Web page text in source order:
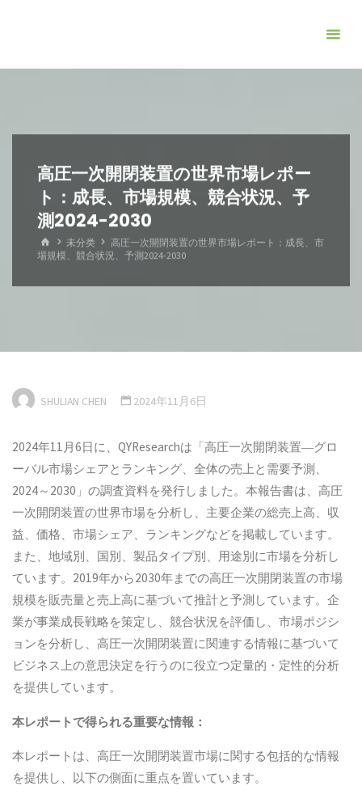
高圧一次開閉装置の世界市場レポー
ト：成長、市場規模、競合状況、予
測2024-2030
ホ
ー
未分类
高圧一次開閉装置の世界市場レポート：成長、市
場規模、競合状況、予測2024-2030
SHULIAN CHEN 2024年11月6日
2024年11月6日に、QYResearchは「高圧一次開閉装置―グロ
ーバル市場シェアとランキング、全体の売上と需要予測、
2024～2030」の調査資料を発行しました。本報告書は、高圧
一次開閉装置の世界市場を分析し、主要企業の総売上高、収
益、価格、市場シェア、ランキングなどを掲載しています。
また、地域別、国別、製品タイプ別、用途別に市場を分析し
ています。2019年から2030年までの高圧一次開閉装置の市場
規模を販売量と売上高に基づいて推計と予測しています。企
業が事業成長戦略を策定し、競合状況を評価し、市場ポジシ
ョンを分析し、高圧一次開閉装置に関連する情報に基づいて
ビジネス上の意思決定を行うのに役立つ定量的・定性的分析
を提供しています。
本レポートで得られる重要な情報：
本レポートは、高圧一次開閉装置市場に関する包括的な情報
を提供し、以下の側面に重点を置いています。